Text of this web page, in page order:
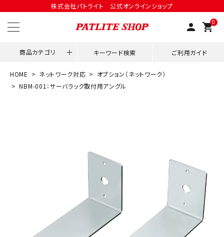
株式会社パトライト 公式オンラインショップ
person 0
shopping_cart
商品カテゴリ キーワード検索 ご利用ガイド
領収書発行はこちら
person 会員登録
用途別改善アイデア
ネットワーク対応
積層信号灯
HOME ネットワーク対応
オプション（ネットワーク）
NBM-001：サーバラック取付用アングル